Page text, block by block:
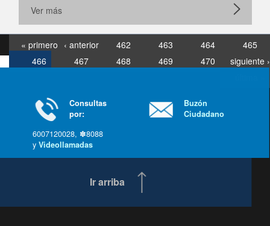
Ver más
« primero ‹ anterior 462 463 464
465
466
467 468 469 470
siguiente ›
Consultas
por:
6007120028, ✽8088
yVideollamadas
Buzón
Ciudadano
Ir arriba